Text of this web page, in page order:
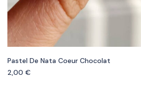
Pastel De Nata Coeur Chocolat
2,00 €